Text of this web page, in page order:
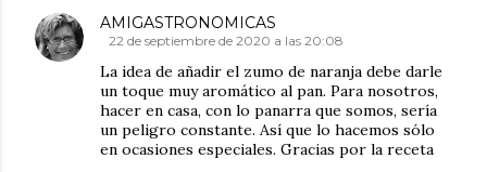
AMIGASTRONOMICAS
22 de septiembre de 2020 a las 20:08
La idea de añadir el zumo de naranja debe darle
un toque muy aromático al pan. Para nosotros,
hacer en casa, con lo panarra que somos, sería
un peligro constante. Así que lo hacemos sólo
en ocasiones especiales. Gracias por la receta